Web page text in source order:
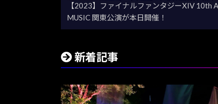
【2023】ファイナルファンタジーXIV 10th
MUSIC 関東公演が本日開催！
新着記事